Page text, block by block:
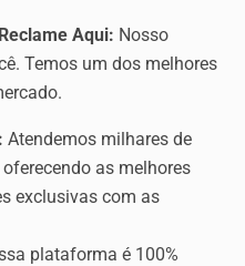
Aqui: Nosso
Temos um dos melhores
Atendemos milhares de
as melhores
exclusivas com as
plataforma é 100%